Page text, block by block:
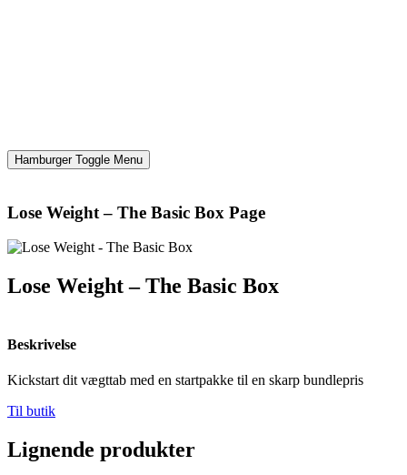
Hamburger Toggle Menu
Lose Weight – The Basic Box Page
Lose Weight – The Basic Box
Beskrivelse
Kickstart dit vægttab med en startpakke til en skarp bundlepris
Til butik
Lignende produkter